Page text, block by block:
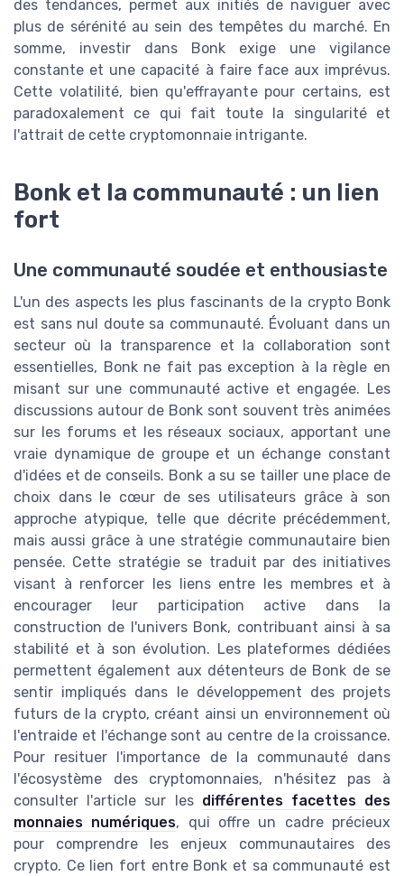
des tendances, permet aux initiés de naviguer avec
plus de sérénité au sein des tempêtes du marché. En
somme, investir dans Bonk exige une vigilance
constante et une capacité à faire face aux imprévus.
Cette volatilité, bien qu'effrayante pour certains, est
paradoxalement ce qui fait toute la singularité et
l'attrait de cette cryptomonnaie intrigante.
Bonk et la communauté : un lien
fort
Une communauté soudée et enthousiaste
L'un des aspects les plus fascinants de la crypto Bonk
est sans nul doute sa communauté. Évoluant dans un
secteur où la transparence et la collaboration sont
essentielles, Bonk ne fait pas exception à la règle en
misant sur une communauté active et engagée. Les
discussions autour de Bonk sont souvent très animées
sur les forums et les réseaux sociaux, apportant une
vraie dynamique de groupe et un échange constant
d'idées et de conseils. Bonk a su se tailler une place de
choix dans le cœur de ses utilisateurs grâce à son
approche atypique, telle que décrite précédemment,
mais aussi grâce à une stratégie communautaire bien
pensée. Cette stratégie se traduit par des initiatives
visant à renforcer les liens entre les membres et à
encourager leur participation active dans la
construction de l'univers Bonk, contribuant ainsi à sa
stabilité et à son évolution. Les plateformes dédiées
permettent également aux détenteurs de Bonk de se
sentir impliqués dans le développement des projets
futurs de la crypto, créant ainsi un environnement où
l'entraide et l'échange sont au centre de la croissance.
Pour resituer l'importance de la communauté dans
l'écosystème des cryptomonnaies, n'hésitez pas à
consulter l'article sur les différentes facettes des
monnaies numériques, qui offre un cadre précieux
pour comprendre les enjeux communautaires des
crypto. Ce lien fort entre Bonk et sa communauté est